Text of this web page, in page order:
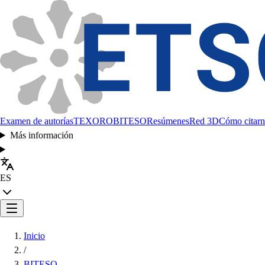
Examen de autoríasTEXOROBITESOResúmenesRed 3DCómo
Más información
ES
Inicio
/